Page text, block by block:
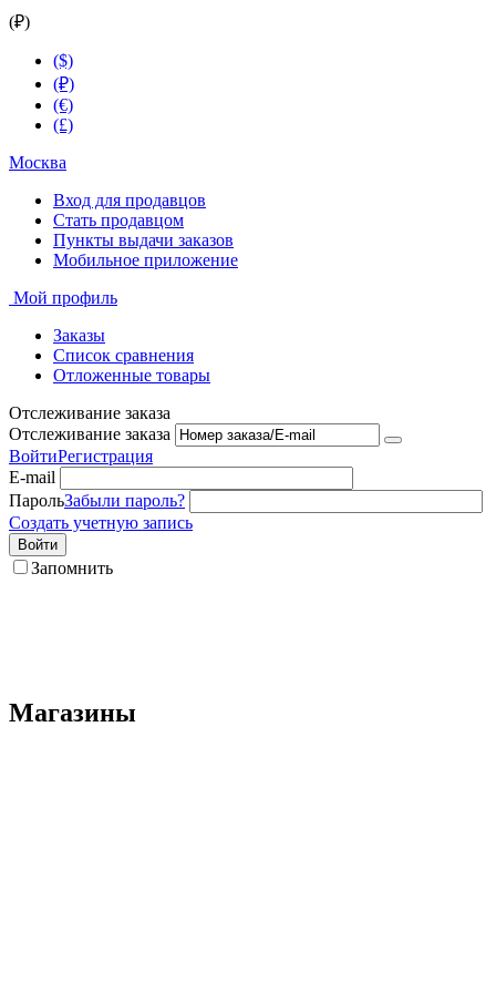
(₽)
($)
(₽)
(€)
(£)
Москва
Вход для продавцов
Стать продавцом
Пункты выдачи заказов
Мобильное приложение
Мой профиль
Заказы
Список сравнения
Отложенные товары
Отслеживание заказа
Отслеживание заказа
ВойтиРегистрация
E-mail
ПарольЗабыли пароль?
Создать учетную запись
Войти
Запомнить
Магазины